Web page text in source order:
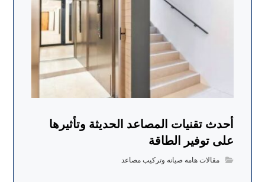
أحدث تقنيات المصاعد الحديثة وتأثيرها
على توفير الطاقة
مقالات هامه صيانه وتركيب مصاعد